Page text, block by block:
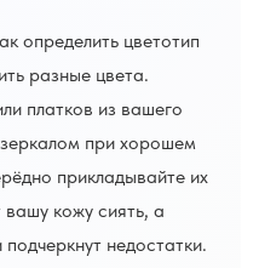
определить цветотип
разные цвета.
платков из вашего
при хорошем
прикладывайте их
вашу кожу сиять, а
недостатки.